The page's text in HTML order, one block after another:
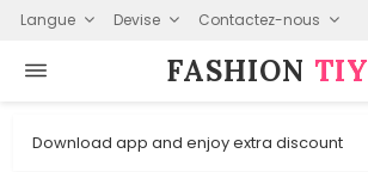
Langue Devise Contactez-nous
FASHION⁠ TIY
Download app and enjoy extra discount